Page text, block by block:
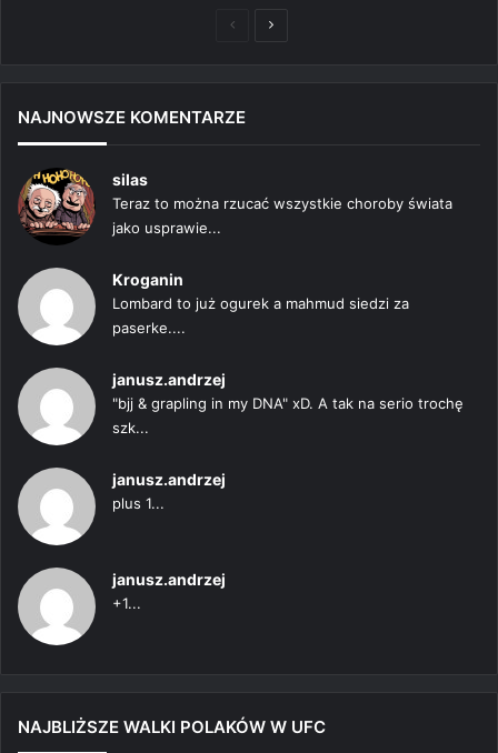
PoprzedniaNastępna
NAJNOWSZE KOMENTARZE
silas
Teraz to można rzucać wszystkie choroby świata
jako usprawie...
Kroganin
Lombard to już ogurek a mahmud siedzi za
paserke....
janusz.andrzej
"bjj & grapling in my DNA" xD. A tak na serio trochę
szk...
janusz.andrzej
plus 1...
janusz.andrzej
+1...
NAJBLIŻSZE WALKI POLAKÓW W UFC